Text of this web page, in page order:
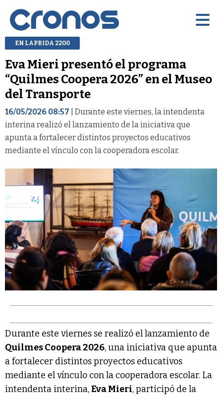
EN LAPRIDA 2200
Eva Mieri presentó el programa
“Quilmes Coopera 2026” en el Museo
del Transporte
16/05/2026 08:57 | Durante este viernes, la intendenta
interina realizó el lanzamiento de la iniciativa que
apunta a fortalecer distintos proyectos educativos
mediante el vínculo con la cooperadora escolar.
Durante este viernes se realizó el lanzamiento de
Quilmes Coopera 2026, una iniciativa que apunta
a fortalecer distintos proyectos educativos
mediante el vínculo con la cooperadora escolar. La
intendenta interina,Eva Mieri, participó de la